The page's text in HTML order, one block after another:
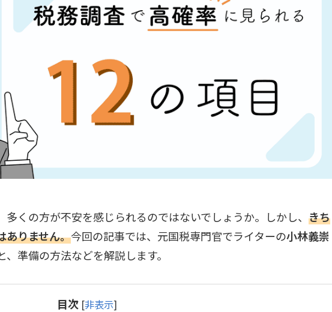
多くの方が不安を感じられるのではないでしょうか。しかし、きち
ありません。今回の記事では、元国税専門官でライターの小林義崇
準備の方法などを解説します。
目次 [非表示]